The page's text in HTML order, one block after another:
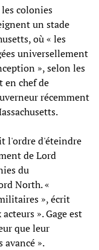
colonies
un stade
où « les
universellement
», selon les
en chef de
récemment
l'ordre d'éteindre
de Lord
du
North. «
», écrit
». Gage est
que leur
avancé ».